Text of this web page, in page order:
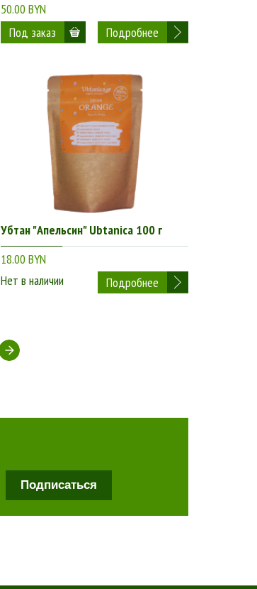
50.00 BYN
Подробнее
Убтан "Апельсин" Ubtanica 100 г
18.00 BYN
Нет в наличии
Подробнее
Подписаться